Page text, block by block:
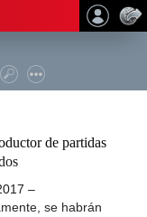
de partidas
–
se habrán